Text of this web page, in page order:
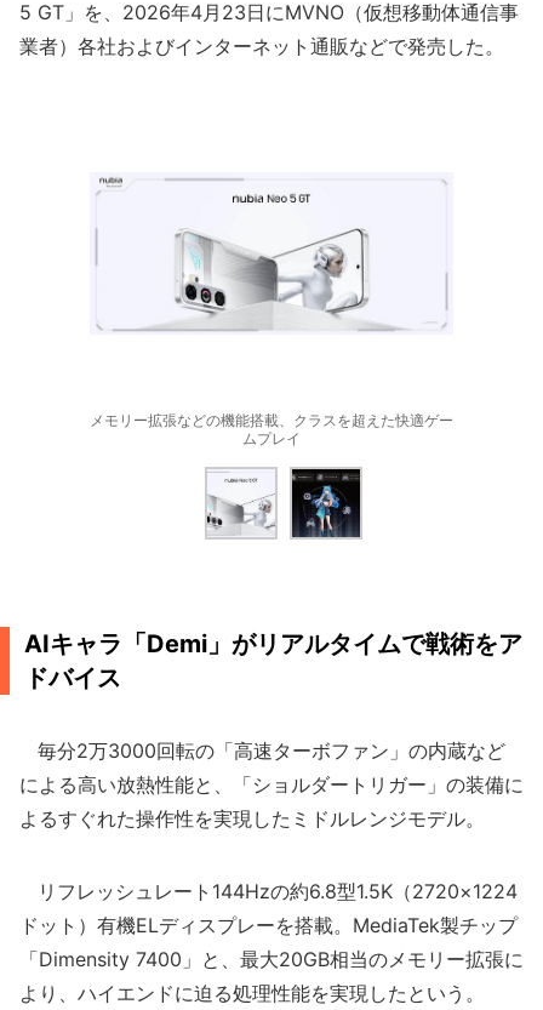
5 GT」を、2026年4月23日にMVNO（仮想移動体通信事
業者）各社およびインターネット通販などで発売した。
メモリー拡張などの機能搭載、クラスを超えた快適ゲー
ムプレイ
AIキャラ「Demi」がリアルタイムで戦術をア
ドバイス
毎分2万3000回転の「高速ターボファン」の内蔵など
による高い放熱性能と、「ショルダートリガー」の装備に
よるすぐれた操作性を実現したミドルレンジモデル。
リフレッシュレート144Hzの約6.8型1.5K（2720×1224
ドット）有機ELディスプレーを搭載。MediaTek製チップ
「Dimensity 7400」と、最大20GB相当のメモリー拡張に
より、ハイエンドに迫る処理性能を実現したという。